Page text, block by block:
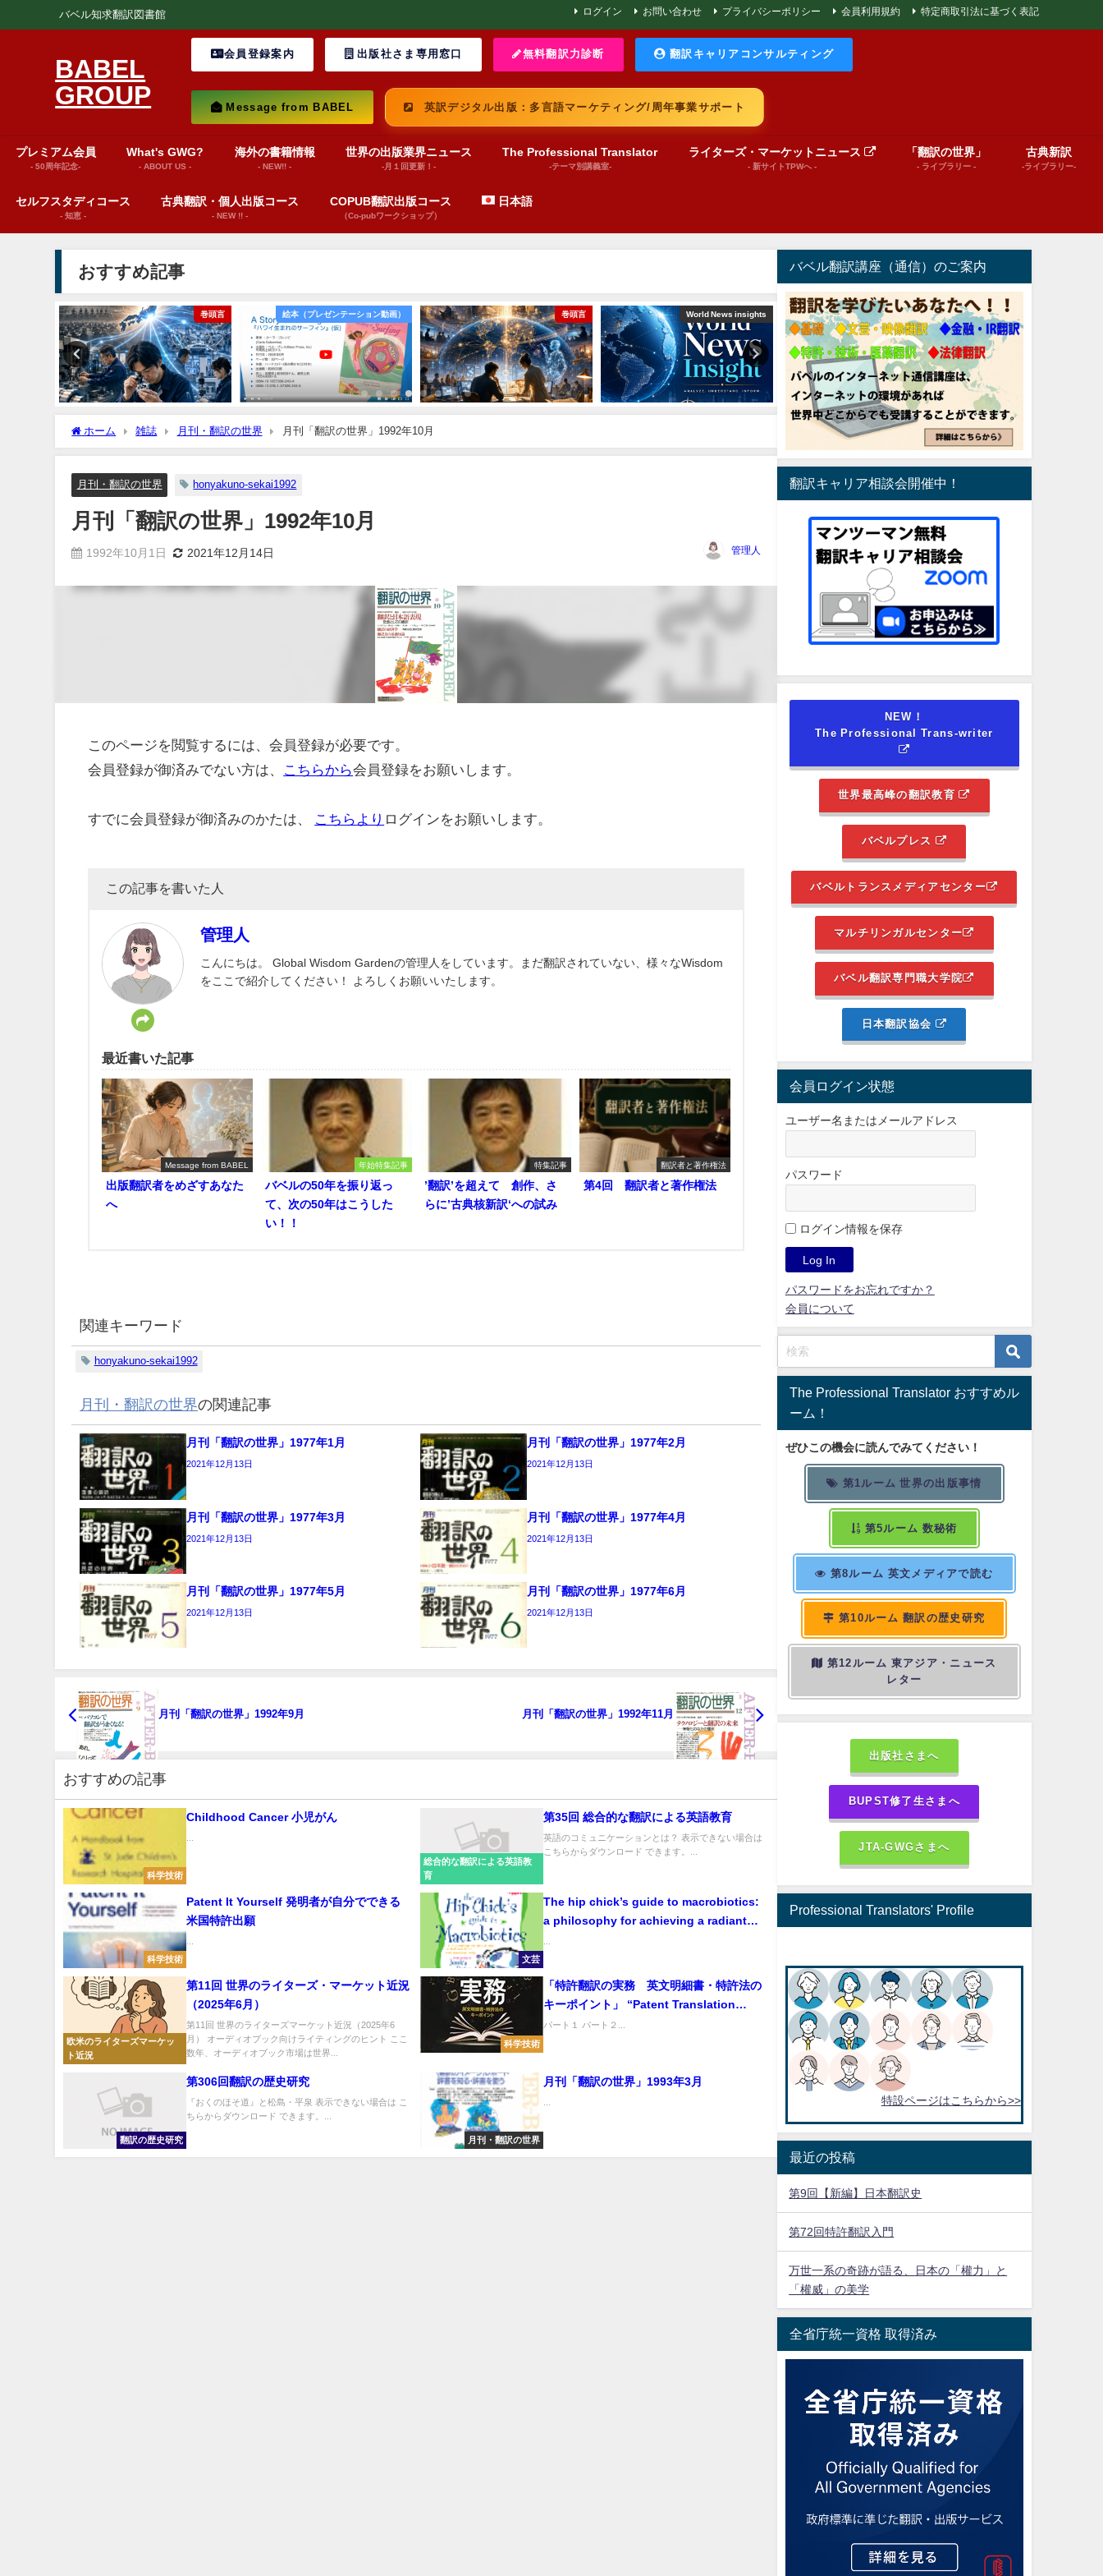
バベル知求翻訳図書館 ログイン お問い合わせ プライバシーポリシー 会員利用規約 特定商取引法に基づく表記
BABEL
GROUP
会員登録案内 出版社さま専用窓口 無料翻訳力診断 翻訳キャリアコンサルティング
Message from BABEL 英訳デジタル出版：多言語マーケティング/周年事業サポート
プレミアム会員
- 50周年記念-
What's GWG?
- ABOUT US -
海外の書籍情報
- NEW!! -
世界の出版業界ニュース
-月１回更新！-
The Professional Translator
-テーマ別講義室-
ライターズ・マーケットニュース
- 新サイトTPWへ -
「翻訳の世界」
- ライブラリー -
古典新訳
-ライブラリー-
セルフスタディコース
- 知恵 -
古典翻訳・個人出版コース
- NEW !! -
COPUB翻訳出版コース
（Co-pubワークショップ）
日本語
おすすめ記事
絵本（プレゼンテーション動画） 巻頭言 World News insights 文芸（プレゼンテーション動画） 文芸（プレゼンテーション動画） 文芸（プレゼンテーショ
ホーム 雑誌 月刊・翻訳の世界 月刊「翻訳の世界」1992年10月
月刊・翻訳の世界 honyakuno-sekai1992
月刊「翻訳の世界」1992年10月
1992年10月1日 2021年12月14日 管理人
このページを閲覧するには、会員登録が必要です。
会員登録が御済みでない方は、
こちらから会員登録をお願いします。
すでに会員登録が御済みのかたは、 こちらより ログインをお願いします。
この記事を書いた人
管理人
こんにちは。 Global Wisdom Gardenの管理人をしています。まだ翻訳されていない、様々なWisdom
をここで紹介してください！ よろしくお願いいたします。
最近書いた記事
Message from BABEL
出版翻訳者をめざすあなた
へ
年始特集記事
バベルの50年を振り返っ
て、次の50年はこうした
い！！
特集記事
’翻訳’を超えて 創作、さ
らに’古典核新訳‘への試み
翻訳者と著作権法
第4回 翻訳者と著作権法
関連キーワード
honyakuno-sekai1992
月刊・翻訳の世界の関連記事
月刊「翻訳の世界」1977年1月
2021年12月13日
月刊「翻訳の世界」1977年2月
2021年12月13日
月刊「翻訳の世界」1977年3月
2021年12月13日
月刊「翻訳の世界」1977年4月
2021年12月13日
月刊「翻訳の世界」1977年5月
2021年12月13日
月刊「翻訳の世界」1977年6月
2021年12月13日
月刊「翻訳の世界」1992年9月 月刊「翻訳の世界」1992年11月
おすすめの記事
科学技術
Childhood Cancer 小児がん
総合的な翻訳による英語教
育
第35回 総合的な翻訳による英語教育
英語のコミュニケーションとは？ 表示できない場合は
こちらからダウンロード できます。...
科学技術
Patent It Yourself 発明者が自分でできる
米国特許出願
文芸
The hip chick’s guide to macrobiotics:
a philosophy for achieving a radiant
欧米のライターズマーケッ
ト近況
第11回 世界のライターズ・マーケット近況
（2025年6月）
第11回 世界のライターズマーケット近況（2025年6
月） オーディオブック向けライティングのヒント ここ
数年、オーディオブック市場は世界...
科学技術
「特許翻訳の実務 英文明細書・特許法の
キーポイント」 “Patent Translation
Practice – Patent Specifications Written
パート１ パート２...
翻訳の歴史研究
第306回翻訳の歴史研究
『おくのほそ道』と松島・平泉 表示できない場合は こ
ちらからダウンロード できます。...
月刊・翻訳の世界
月刊「翻訳の世界」1993年3月
...
バベル翻訳講座（通信）のご案内
翻訳キャリア相談会開催中！
NEW！
The Professional Trans-writer
世界最高峰の翻訳教育
バベルプレス
バベルトランスメディアセンター
マルチリンガルセンター
バベル翻訳専門職大学院
日本翻訳協会
会員ログイン状態
ユーザー名またはメールアドレス
パスワード
ログイン情報を保存
パスワードをお忘れですか？
会員について
The Professional Translator おすすめル
ーム！
ぜひこの機会に読んでみてください！
第1ルーム 世界の出版事情
第5ルーム 数秘術
第8ルーム 英文メディアで読む
第10ルーム 翻訳の歴史研究
第12ルーム 東アジア・ニュース
レター
出版社さまへ
BUPST修了生さまへ
JTA-GWGさまへ
Professional Translators' Profile
特設ページはこちらから>>
最近の投稿
第9回【新編】日本翻訳史
第72回特許翻訳入門
万世一系の奇跡が語る、日本の「權力」と
「權威」の美学
全省庁統一資格 取得済み